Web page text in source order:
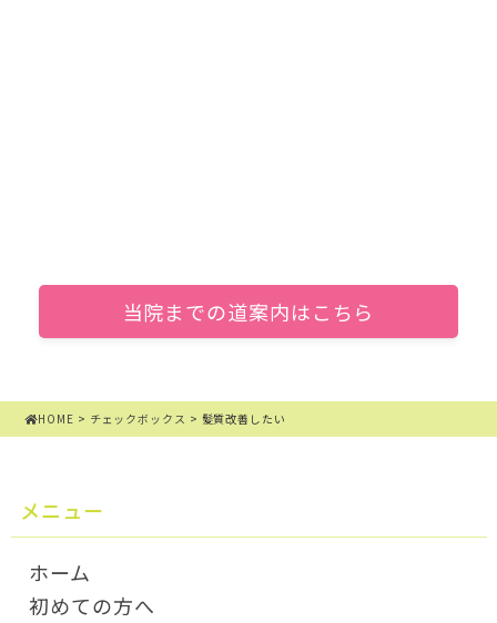
当院までの道案内はこちら
HOME > チェックボックス > 髪質改善したい
メニュー
ホーム
初めての方へ